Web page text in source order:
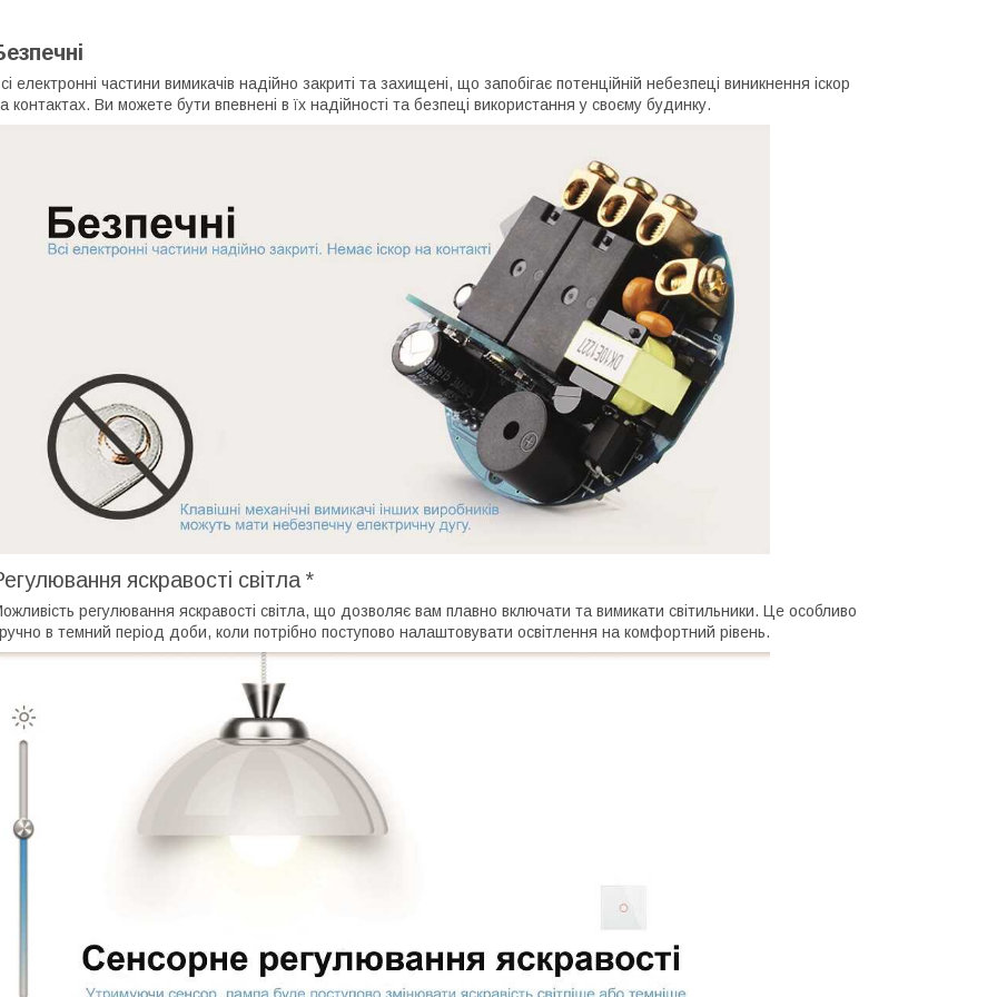
електронні частини вимикачів надійно закриті та захищені, що запобігає потенційній небезпеці виникнення іскор
контактах. Ви можете бути впевнені в їх надійності та безпеці використання у своєму будинку.
яскравості світла *
регулювання яскравості світла, що дозволяє вам плавно включати та вимикати світильники. Це особливо
в темний період доби, коли потрібно поступово налаштовувати освітлення на комфортний рівень.